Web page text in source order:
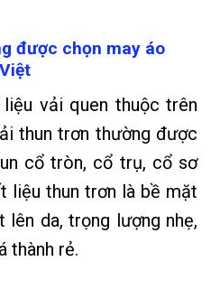
được chọn may áo
vải quen thuộc trên
thun trơn thường được
cổ tròn, cổ trụ, cổ sơ
liệu thun trơn là bề mặt
lên da, trọng lượng nhẹ,
thành rẻ.